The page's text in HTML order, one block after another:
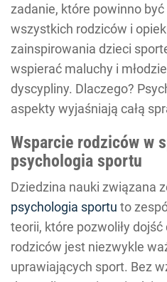
zadanie, które powinno być
wszystkich rodziców i
zainspirowania dzieci
wspierać maluchy i
dyscypliny. Dlaczego?
aspekty wyjaśniają całą
Wsparcie rodziców w
psychologia sportu
Dziedzina nauki związana
psychologia sportu to
teorii, które pozwoliły
rodziców jest niezwykle
uprawiających sport. Bez